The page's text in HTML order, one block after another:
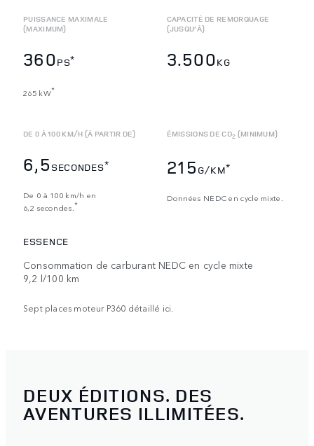
PUISSANCE MAXIMALE
(MAXIMUM)
360PS*
265 kW*
CAPACITÉ DE REMORQUAGE
(JUSQU’À)
3.500KG
DE 0 À 100 KM/H (À PARTIR DE)
6,5 SECONDES*
De 0 à 100 km/h en
6,2 secondes. *
ÉMISSIONS DE CO2 (MINIMUM)
215 G/KM*
Données NEDC en cycle mixte.
ESSENCE
Consommation de carburant NEDC en cycle mixte
9,2 l/100 km
Sept places moteur P360 détaillé ici.
DEUX ÉDITIONS. DES
AVENTURES ILLIMITÉES.